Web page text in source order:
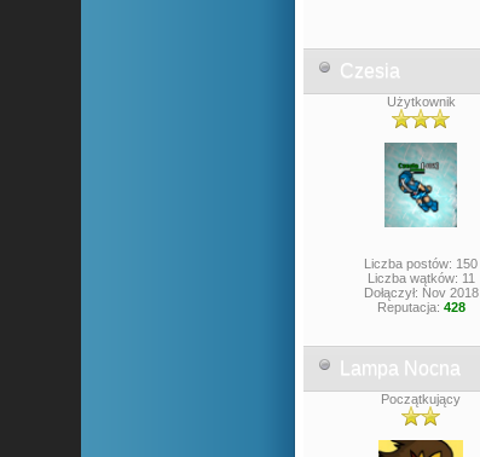
Czesia
Użytkownik
Liczba postów: 150
Liczba wątków: 11
Dołączył: Nov 2018
Reputacja: 428
Lampa Nocna
Początkujący